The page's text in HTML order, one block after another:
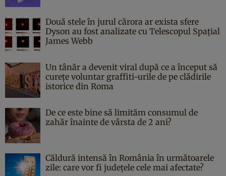
Două stele în jurul cărora ar exista sfere
Dyson au fost analizate cu Telescopul Spațial
James Webb
Un tânăr a devenit viral după ce a început să
curețe voluntar graffiti-urile de pe clădirile
istorice din Roma
De ce este bine să limităm consumul de
zahăr înainte de vârsta de 2 ani?
Căldură intensă în România în următoarele
zile: care vor fi județele cele mai afectate?